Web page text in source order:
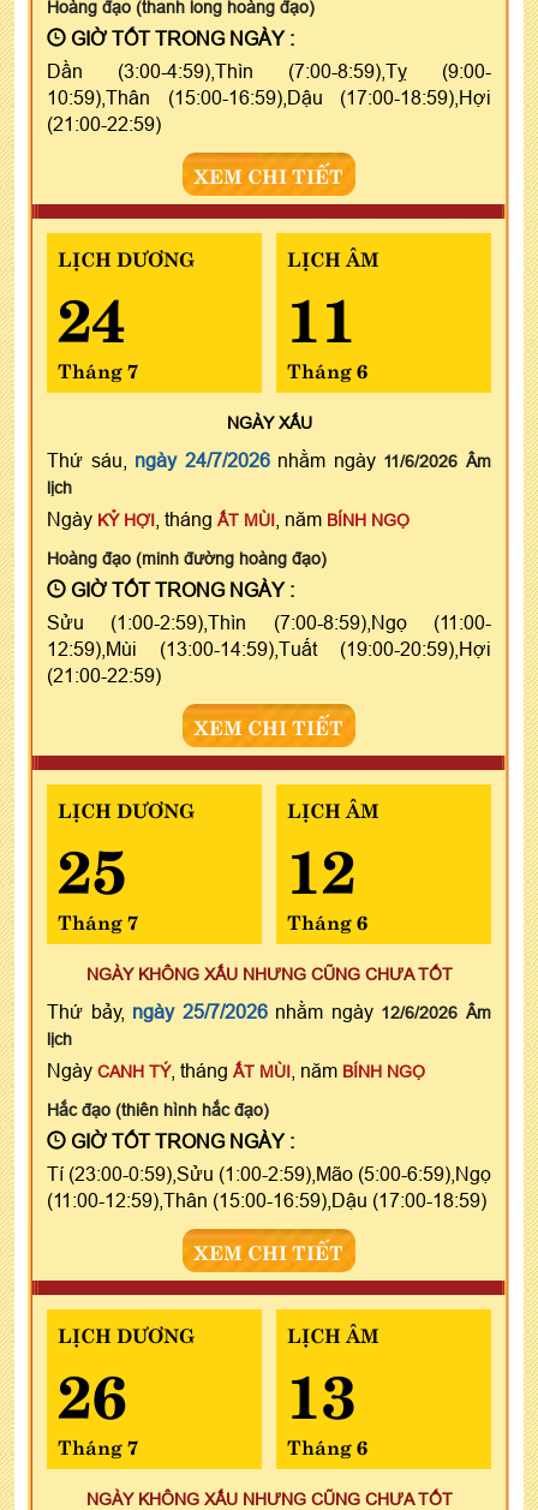
Hoàng đạo (thanh long hoàng đạo)
GIỜ TỐT TRONG NGÀY :
Dần (3:00-4:59),Thìn (7:00-8:59),Tỵ (9:00-
10:59),Thân (15:00-16:59),Dậu (17:00-18:59),Hợi
(21:00-22:59)
XEM CHI TIẾT
LỊCH DƯƠNG
24
Tháng 7
LỊCH ÂM
11
Tháng 6
NGÀYXẤU
Thứ sáu, ngày 24/7/2026nhằm ngày 11/6/2026 Âm
lịch
Ngày KỶ HỢI , tháng ẤT MÙI , năm BÍNH NGỌ
Hoàng đạo (minh đường hoàng đạo)
GIỜ TỐT TRONG NGÀY :
Sửu (1:00-2:59),Thìn (7:00-8:59),Ngọ (11:00-
12:59),Mùi (13:00-14:59),Tuất (19:00-20:59),Hợi
(21:00-22:59)
XEM CHI TIẾT
LỊCH DƯƠNG
25
Tháng 7
LỊCH ÂM
12
Tháng 6
NGÀY KHÔNG XẤU NHƯNG CŨNG CHƯA TỐT
Thứ bảy, ngày 25/7/2026nhằm ngày 12/6/2026 Âm
lịch
Ngày CANH TÝ, tháng ẤT MÙI , năm BÍNH NGỌ
Hắc đạo (thiên hình hắc đạo)
GIỜ TỐT TRONG NGÀY :
Tí (23:00-0:59),Sửu (1:00-2:59),Mão (5:00-6:59),Ngọ
(11:00-12:59),Thân (15:00-16:59),Dậu (17:00-18:59)
XEM CHI TIẾT
LỊCH DƯƠNG
26
Tháng 7
LỊCH ÂM
13
Tháng 6
NGÀY KHÔNG XẤU NHƯNG CŨNG CHƯA TỐT